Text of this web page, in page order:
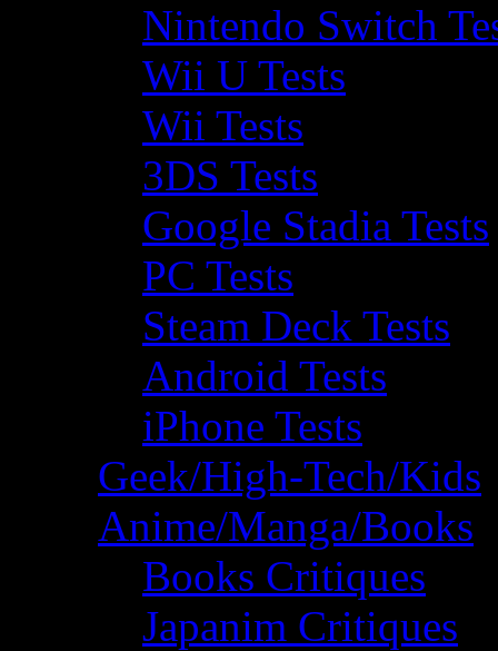
Nintendo Switch
Wii U Tests
Wii Tests
3DS Tests
Google Stadia Tests
PC Tests
Steam Deck Tests
Android Tests
iPhone Tests
Geek/High-Tech/Kids
Anime/Manga/Books
Books Critiques
Japanim Critiques